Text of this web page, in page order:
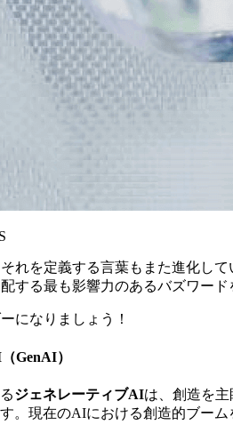
れを定義する言葉もまた進化し
する最も影響力のあるバズワー
になりましょう！
GenAI）
ジェネレーティブAIは、創造を
。現在のAIにおける創造的ブーム